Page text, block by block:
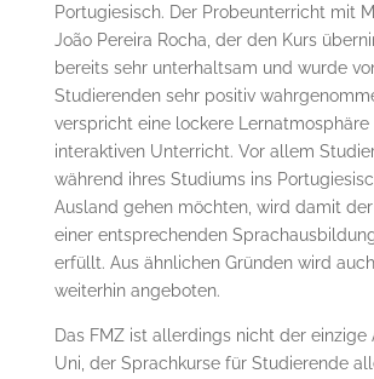
Portugiesisch. Der Probeunterricht mit
João Pereira Rocha, der den Kurs
bereits sehr unterhaltsam und wurde
Studierenden sehr positiv
verspricht eine lockere Lernatmosphäre
interaktiven Unterricht. Vor allem
während ihres Studiums ins
Ausland gehen möchten, wird damit
einer entsprechenden
erfüllt. Aus ähnlichen Gründen wird
weiterhin angeboten.
Das FMZ ist allerdings nicht der einzige
Uni, der Sprachkurse für Studierende